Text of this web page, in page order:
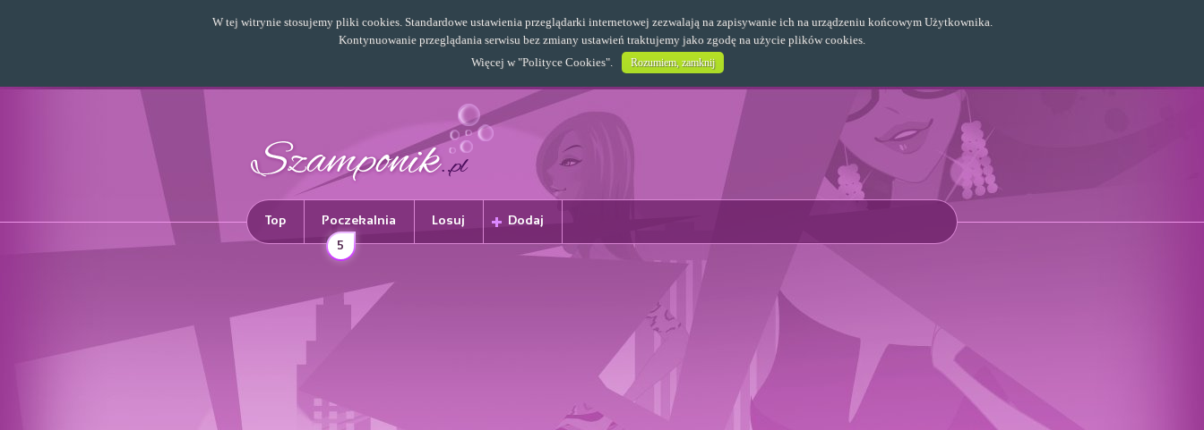
Top Poczekalnia
5
Losuj Dodaj
W tej witrynie stosujemy pliki cookies. Standardowe ustawienia przeglądarki internetowej zezwalają na zapisywanie ich na urządzeniu końcowym Użytkownika.
Kontynuowanie przeglądania serwisu bez zmiany ustawień traktujemy jako zgodę na użycie plików cookies.
Więcej w "Polityce Cookies". Rozumiem, zamknij